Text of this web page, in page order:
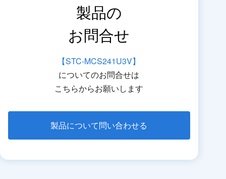
製品の
お問合せ
【STC-MCS241U3V】
についてのお問合せは
こちらからお願いします
製品について問い合わせる